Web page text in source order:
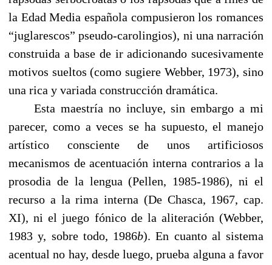
la Edad Media española compusieron los romances
“juglarescos” pseudo-carolingios), ni una narración
construida a base de ir adicionando sucesivamente
motivos sueltos (como sugiere Webber, 1973), sino
una rica y variada construcción dramática.
Esta maestría no incluye, sin embargo a mi
parecer, como a veces se ha supuesto, el manejo
artístico consciente de unos artificiosos
mecanismos de acentuación interna contrarios a la
prosodia de la lengua (Pellen, 1985-1986), ni el
recurso a la rima interna (De Chasca, 1967, cap.
XI), ni el juego fónico de la aliteración (Webber,
1983 y, sobre todo, 1986b). En cuanto al sistema
acentual no hay, desde luego, prueba alguna a favor